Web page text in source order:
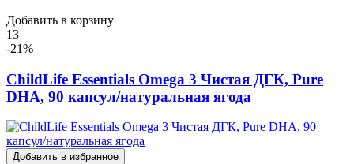
Добавить в корзину
13
-21%
ChildLife Essentials Omega 3 Чистая ДГК, Pure
DHA, 90 капсул/натуральная ягода
Добавить в избранное